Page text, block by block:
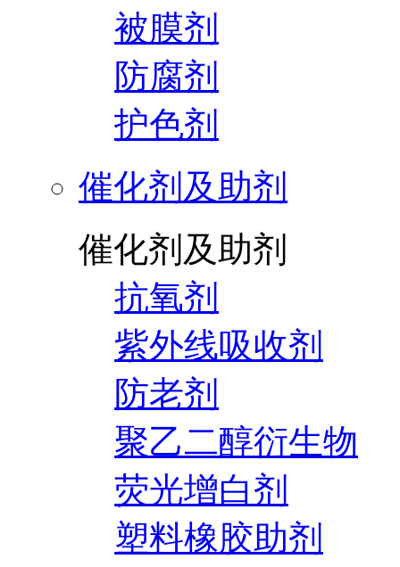
被膜剂
防腐剂
护色剂
催化剂及助剂
催化剂及助剂
抗氧剂
紫外线吸收剂
防老剂
聚乙二醇衍生物
荧光增白剂
塑料橡胶助剂